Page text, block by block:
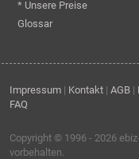
* Unsere Preise
Glossar
Impressum | Kontakt | AGB |
FAQ
Copyright © 1996 - 2026
vorbehalten.